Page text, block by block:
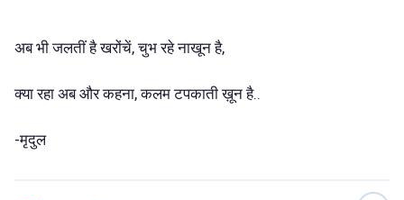
अब भी जलतीं है खरोंचें,चुभ रहे नाखून है,
क्या रहा अब और कहना,कलमटपकातीख़ून है..
-मृदुल